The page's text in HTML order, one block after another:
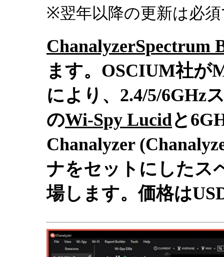
※翌年以降の更新は必
ChanalyzerSpectrum
ます。OSCIUM社が
により、2.4/5/6GHz
のWi-Spy Lucidと
Chanalyzer
ナをセットにしたス
場します。価格は